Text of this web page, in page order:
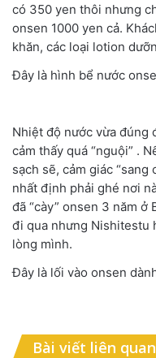
có 350 yen thôi nhưng
onsen 1000 yen cả.
khăn, các loại lotion
Đây là hình bể nước
Nhiệt độ nước vừa đúng
cảm thấy quá “nguội” .
sạch sẽ, cảm giác
nhất định phải ghé nơi
đã “cày” onsen 3 năm
đi qua nhưng Nishitestu
lòng mình.
Đây là lối vào onsen
Bài viết liên quan